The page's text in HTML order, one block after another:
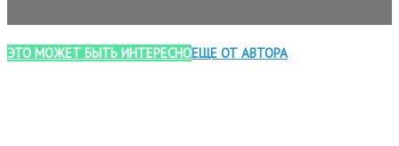
ЭТО МОЖЕТ БЫТЬ ИНТЕРЕСНОЕЩЕ ОТ АВТОРА